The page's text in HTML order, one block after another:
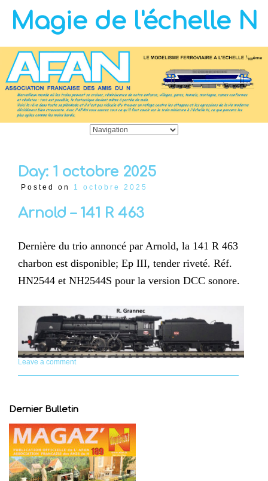
Magie de l'échelle N
Day: 1 octobre 2025
Posted on 1 octobre 2025
Arnold – 141 R 463
Dernière du trio annoncé par Arnold, la 141 R 463
charbon est disponible; Ep III, tender riveté. Réf.
HN2544 et NH2544S pour la version DCC sonore.
Leave a comment
Dernier Bulletin